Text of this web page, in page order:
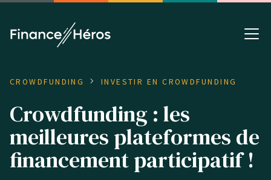
CROWDFUNDING INVESTIR EN CROWDFUNDING
Crowdfunding : les
meilleures plateformes de
financement participatif !